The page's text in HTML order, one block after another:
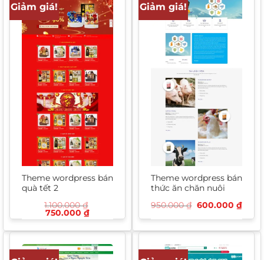
Giảm giá!
Theme wordpress bán
quà tết 2
1.100.000₫
Giá
1.100.000 ₫.
750.000 ₫Giá
là:
750.000 ₫.
Giảm giá!
Theme wordpress bán
thức ăn chăn nuôi
950.000₫ Giá
600.000 ₫Giá
hiện
tại